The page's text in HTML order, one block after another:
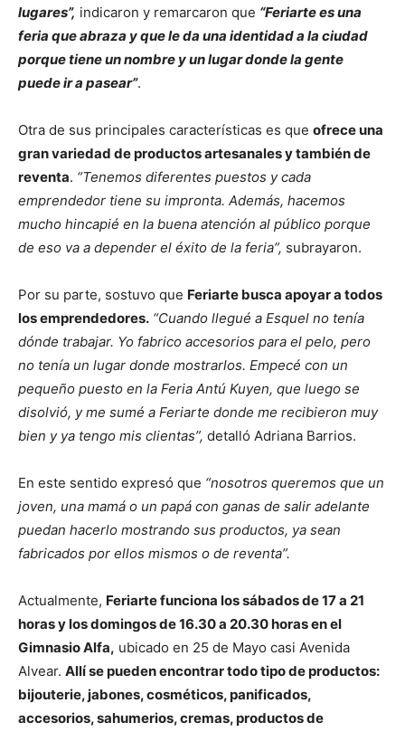
lugares”, indicaron y remarcaron que “Feriarte es una
feria que abraza y que le da una identidad a la ciudad
porque tiene un nombre y un lugar donde la gente
puede ir a pasear”.
Otra de sus principales características es que ofrece una
gran variedad de productos artesanales y también de
reventa. “Tenemos diferentes puestos y cada
emprendedor tiene su impronta. Además, hacemos
mucho hincapié en la buena atención al público porque
de eso va a depender el éxito de la feria”, subrayaron.
Por su parte, sostuvo que Feriarte busca apoyar a todos
los emprendedores. “Cuando llegué a Esquel no tenía
dónde trabajar. Yo fabrico accesorios para el pelo, pero
no tenía un lugar donde mostrarlos. Empecé con un
pequeño puesto en la Feria Antú Kuyen, que luego se
disolvió, y me sumé a Feriarte donde me recibieron muy
bien y ya tengo mis clientas”, detalló Adriana Barrios.
En este sentido expresó que “nosotros queremos que un
joven, una mamá o un papá con ganas de salir adelante
puedan hacerlo mostrando sus productos, ya sean
fabricados por ellos mismos o de reventa”.
Actualmente, Feriarte funciona los sábados de 17 a 21
horas y los domingos de 16.30 a 20.30 horas en el
Gimnasio Alfa, ubicado en 25 de Mayo casi Avenida
Alvear. Allí se pueden encontrar todo tipo de productos:
bijouterie, jabones, cosméticos, panificados,
accesorios, sahumerios, cremas, productos de